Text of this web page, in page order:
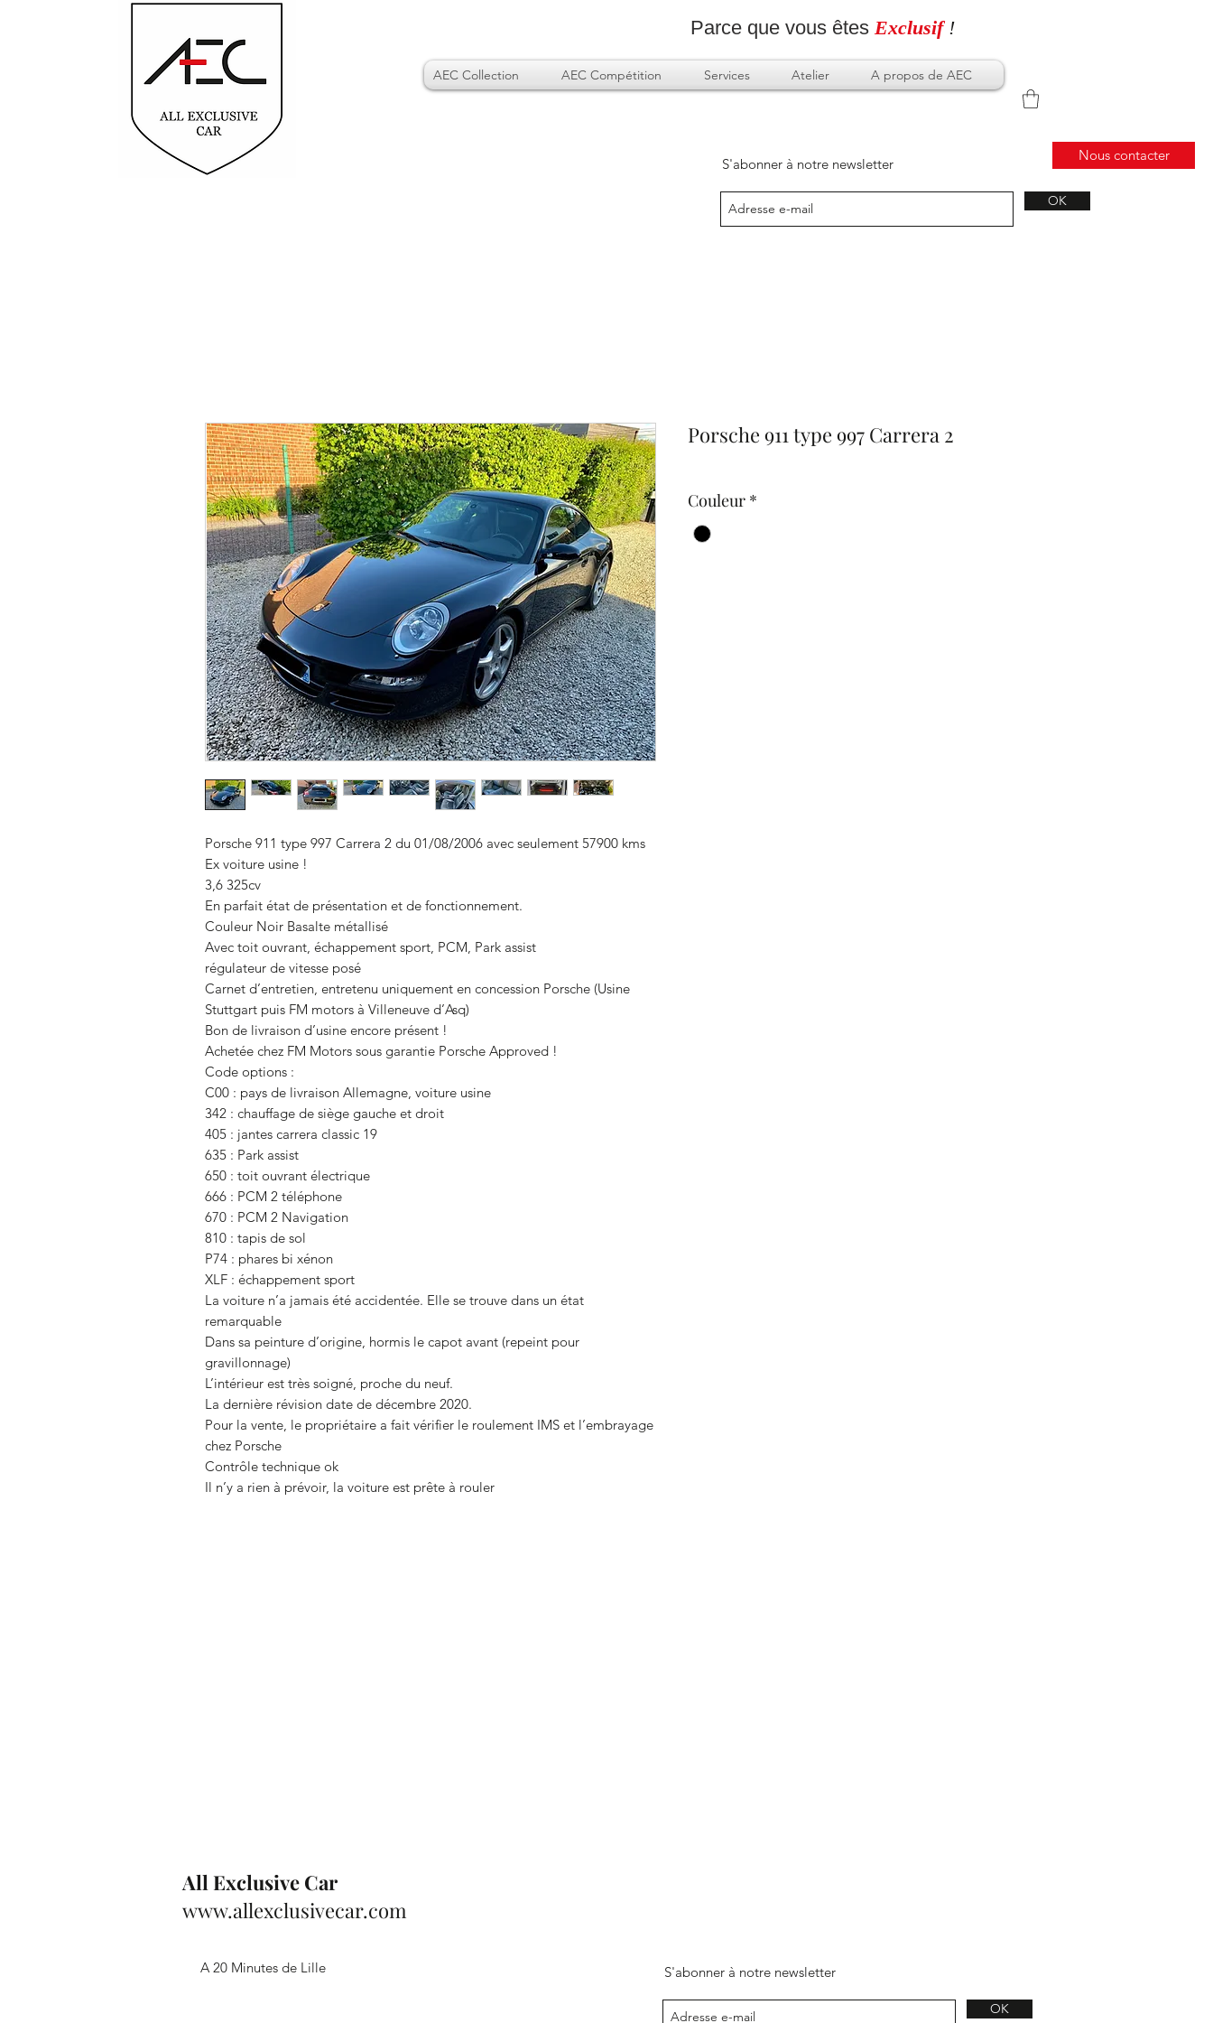
Parce que vous êtes Exclusif !
AEC Collection AEC Compétition Services Atelier A propos de AEC
Nous contacter
S'abonner à notre newsletter
OK
Porsche 911 type 997 Carrera 2 du 01/08/2006 avec seulement 57900 kms
Ex voiture usine !
3,6 325cv
En parfait état de présentation et de fonctionnement.
Couleur Noir Basalte métallisé
Avec toit ouvrant, échappement sport, PCM, Park assist
régulateur de vitesse posé
Carnet d’entretien, entretenu uniquement en concession Porsche (Usine
Stuttgart puis FM motors à Villeneuve d’Asq)
Bon de livraison d’usine encore présent !
Achetée chez FM Motors sous garantie Porsche Approved !
Code options :
C00 : pays de livraison Allemagne, voiture usine
342 : chauffage de siège gauche et droit
405 : jantes carrera classic 19
635 : Park assist
650 : toit ouvrant électrique
666 : PCM 2 téléphone
670 : PCM 2 Navigation
810 : tapis de sol
P74 : phares bi xénon
XLF : échappement sport
La voiture n’a jamais été accidentée. Elle se trouve dans un état
remarquable
Dans sa peinture d’origine, hormis le capot avant (repeint pour
gravillonnage)
L’intérieur est très soigné, proche du neuf.
La dernière révision date de décembre 2020.
Pour la vente, le propriétaire a fait vérifier le roulement IMS et l’embrayage
chez Porsche
Contrôle technique ok
Il n’y a rien à prévoir, la voiture est prête à rouler
Porsche 911 type 997 Carrera 2
Couleur *
All Exclusive Car
www.allexclusivecar.com
A 20 Minutes de Lille S'abonner à notre newsletter
OK